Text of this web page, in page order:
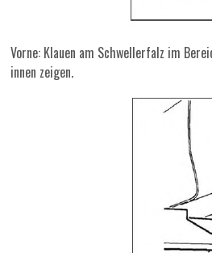
Vorne: Klauen am Schwellerfalz im
innen zeigen.